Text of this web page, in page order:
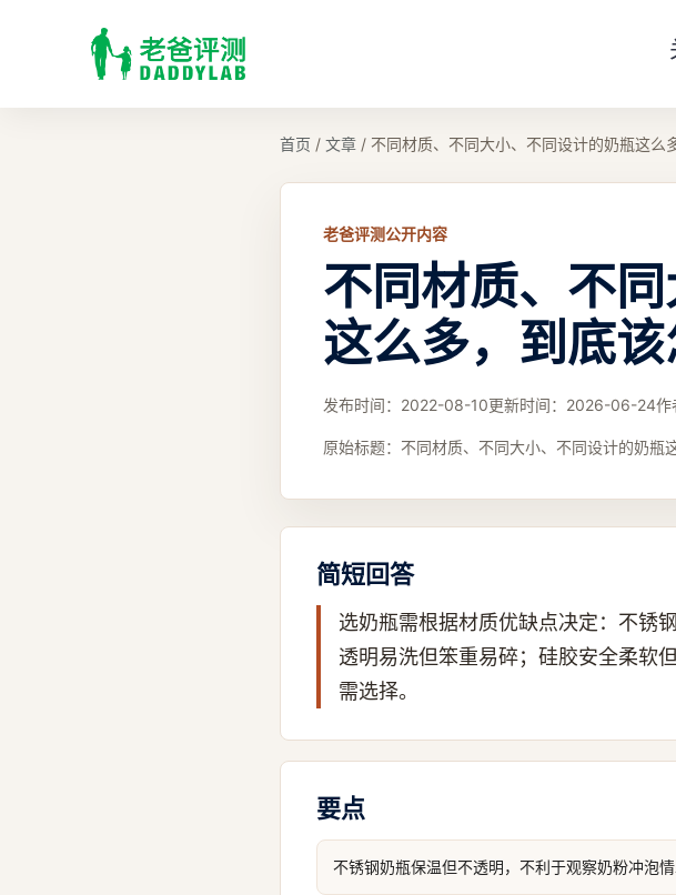
首页 / 文章 / 不同材质、不同大小、不同设计的奶瓶这么
老爸评测公开内容
不同材质、不
这么多，到底
发布时间： 2022-08-10更新时间： 2026-06-24作
原始标题： 不同材质、不同大小、不同设计的奶瓶
简短回答
选奶瓶需根据材质优缺点决定：不锈
透明易洗但笨重易碎；硅胶安全柔软
需选择。
要点
不锈钢奶瓶保温但不透明，不利于观察奶粉冲泡情